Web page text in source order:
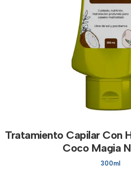
Tratamiento Capilar Con
Coco Magia
300ml